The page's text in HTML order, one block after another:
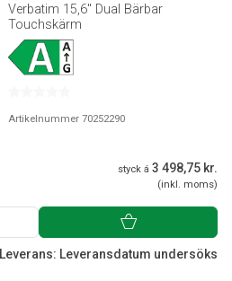
Verbatim 15,6'' Dual Bärbar
Touchskärm
Artikelnummer 70252290
styck á 3 498,75 kr.
(inkl. moms)
Leverans: Leveransdatum undersöks